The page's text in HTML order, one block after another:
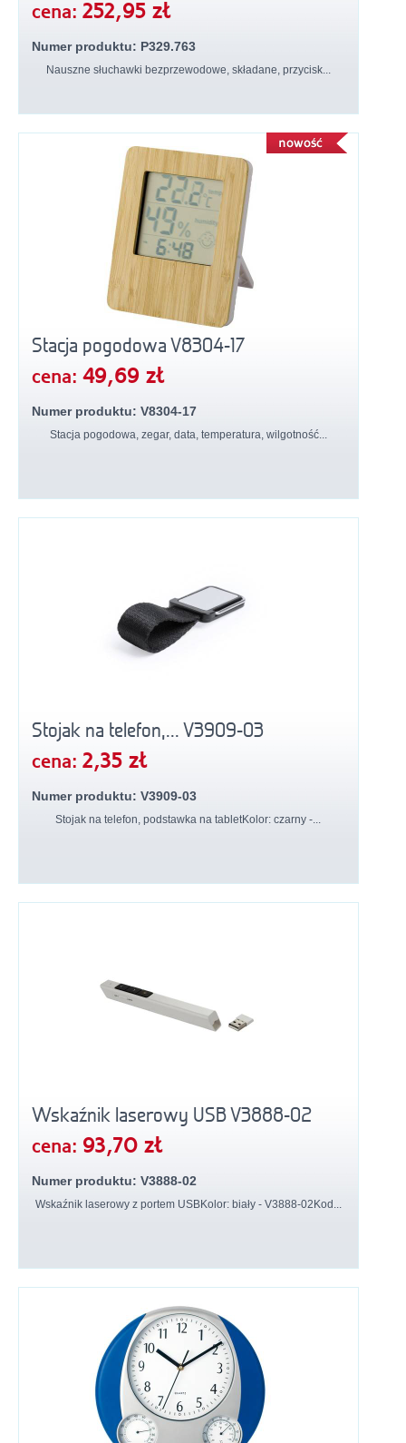
cena: 252,95 zł
Numer produktu: P329.763
Nauszne słuchawki bezprzewodowe, składane, przycisk...
Stacja pogodowa V8304-17
cena: 49,69 zł
Numer produktu: V8304-17
Stacja pogodowa, zegar, data, temperatura, wilgotność...
Stojak na telefon,... V3909-03
cena: 2,35 zł
Numer produktu: V3909-03
Stojak na telefon, podstawka na tabletKolor: czarny -...
Wskaźnik laserowy USB V3888-02
cena: 93,70 zł
Numer produktu: V3888-02
Wskaźnik laserowy z portem USBKolor: biały - V3888-02Kod...